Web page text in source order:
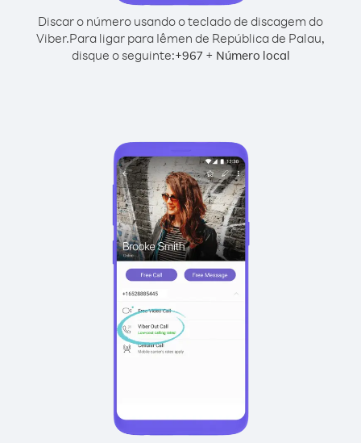
Discar o número usando o teclado de discagem do
Viber.Para ligar para Iêmen de República de Palau,
disque o seguinte:+967+ Número local